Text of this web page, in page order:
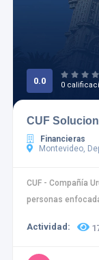
0.0 0
CUF
Financieras
Montevideo,
CUF - Compañía
personas
Actividad: